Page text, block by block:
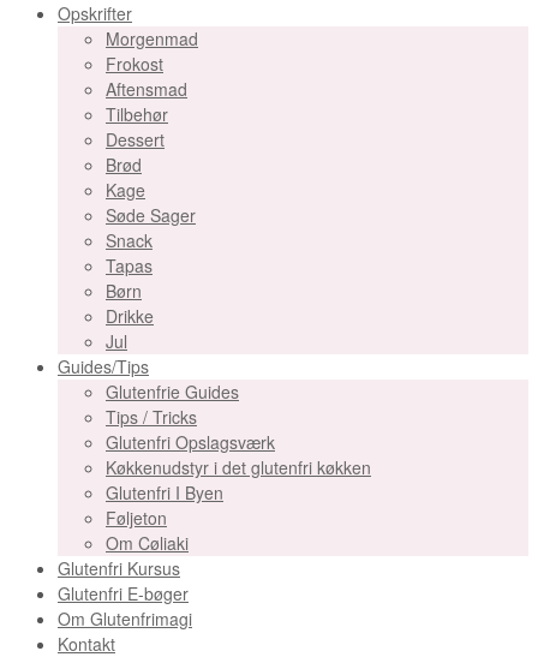
Opskrifter
Morgenmad
Frokost
Aftensmad
Tilbehør
Dessert
Brød
Kage
Søde Sager
Snack
Tapas
Børn
Drikke
Jul
Guides/Tips
Glutenfrie Guides
Tips / Tricks
Glutenfri Opslagsværk
Køkkenudstyr i det glutenfri køkken
Glutenfri I Byen
Føljeton
Om Cøliaki
Glutenfri Kursus
Glutenfri E-bøger
Om Glutenfrimagi
Kontakt